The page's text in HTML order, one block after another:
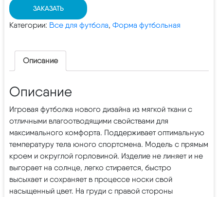
ЗАКАЗАТЬ
Категории: Все для футбола, Форма футбольная
Описание
Описание
Игровая футболка нового дизайна из мягкой ткани с
отличными влагоотводящими свойствами для
максимального комфорта. Поддерживает оптимальную
температуру тела юного спортсмена. Модель с прямым
кроем и округлой горловиной. Изделие не линяет и не
выгорает на солнце, легко стирается, быстро
высыхает и сохраняет в процессе носки свой
насыщенный цвет. На груди с правой стороны